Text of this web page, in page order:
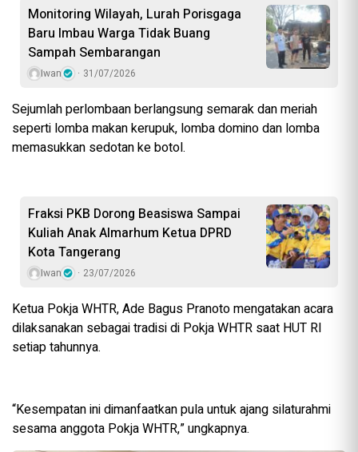
Monitoring Wilayah, Lurah Porisgaga
Baru Imbau Warga Tidak Buang
Sampah Sembarangan
Iwan 31/07/2026
Sejumlah perlombaan berlangsung semarak dan meriah
seperti lomba makan kerupuk, lomba domino dan lomba
memasukkan sedotan ke botol.
Fraksi PKB Dorong Beasiswa Sampai
Kuliah Anak Almarhum Ketua DPRD
Kota Tangerang
Iwan 23/07/2026
Ketua Pokja WHTR, Ade Bagus Pranoto mengatakan acara
dilaksanakan sebagai tradisi di Pokja WHTR saat HUT RI
setiap tahunnya.
“Kesempatan ini dimanfaatkan pula untuk ajang silaturahmi
sesama anggota Pokja WHTR,” ungkapnya.